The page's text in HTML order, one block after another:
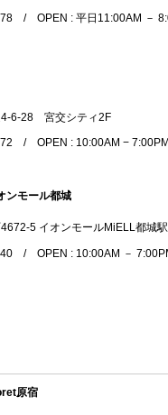
/ OPEN : 平日11:00AM －
4-6-28 宮交シティ2F
/ OPEN : 10:00AM − 7:00PM
ンモール都城
5 イオンモールMiELL都城
/ OPEN : 10:00AM －
原宿